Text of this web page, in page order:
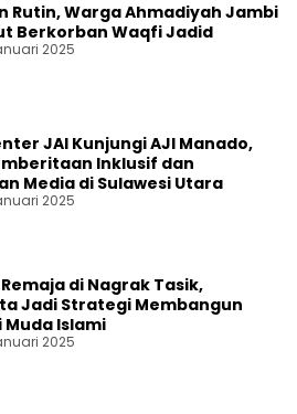
Rutin, Warga Ahmadiyah Jambi
Berkorban Waqfi Jadid
2025
JAI Kunjungi AJI Manado,
Inklusif dan
Media di Sulawesi Utara
2025
di Nagrak Tasik,
Jadi Strategi Membangun
Muda Islami
2025